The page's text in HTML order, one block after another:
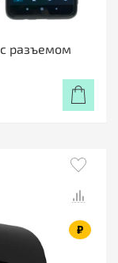
разъемом
₽